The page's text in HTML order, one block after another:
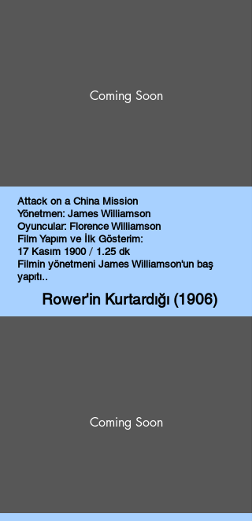
Coming Soon
Attack on a China Mission
Yönetmen: James Williamson
Oyuncular: Florence Williamson
Film Yapım ve İlk Gösterim:
17 Kasım 1900​​ / 1.25 dk
Filmin yönetmeni James Williamson'un baş
yapıtı..
Rower'in Kurtardığı (1906)
Coming Soon